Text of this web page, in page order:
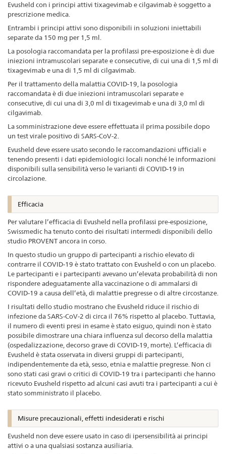
Evusheld con i principi attivi tixagevimab e cilgavimab è soggetto a
prescrizione medica.
Entrambi i principi attivi sono disponibili in soluzioni iniettabili
separate da 150 mg per 1,5 ml.
La posologia raccomandata per la profilassi pre-esposizione è di due
iniezioni intramuscolari separate e consecutive, di cui una di 1,5 ml di
tixagevimab e una di 1,5 ml di cilgavimab.
Per il trattamento della malattia COVID-19, la posologia
raccomandata è di due iniezioni intramuscolari separate e
consecutive, di cui una di 3,0 ml di tixagevimab e una di 3,0 ml di
cilgavimab.
La somministrazione deve essere effettuata il prima possibile dopo
un test virale positivo di SARS-CoV-2.
Evusheld deve essere usato secondo le raccomandazioni ufficiali e
tenendo presenti i dati epidemiologici locali nonché le informazioni
disponibili sulla sensibilità verso le varianti di COVID-19 in
circolazione.
Efficacia
Per valutare l’efficacia di Evusheld nella profilassi pre-esposizione,
Swissmedic ha tenuto conto dei risultati intermedi disponibili dello
studio PROVENT ancora in corso.
In questo studio un gruppo di partecipanti a rischio elevato di
contrarre il COVID-19 è stato trattato con Evusheld o con un placebo.
Le partecipanti e i partecipanti avevano un’elevata probabilità di non
rispondere adeguatamente alla vaccinazione o di ammalarsi di
COVID-19 a causa dell’età, di malattie pregresse o di altre circostanze.
I risultati dello studio mostrano che Evusheld riduce il rischio di
infezione da SARS-CoV-2 di circa il 76% rispetto al placebo. Tuttavia,
il numero di eventi presi in esame è stato esiguo, quindi non è stato
possibile dimostrare una chiara influenza sul decorso della malattia
(ospedalizzazione, decorso grave di COVID-19, morte). L’efficacia di
Evusheld è stata osservata in diversi gruppi di partecipanti,
indipendentemente da età, sesso, etnia e malattie pregresse. Non ci
sono stati casi gravi o critici di COVID-19 tra i partecipanti che hanno
ricevuto Evusheld rispetto ad alcuni casi avuti tra i partecipanti a cui è
stato somministrato il placebo.
Misure precauzionali, effetti indesiderati e rischi
Evusheld non deve essere usato in caso di ipersensibilità ai principi
attivi o a una qualsiasi sostanza ausiliaria.